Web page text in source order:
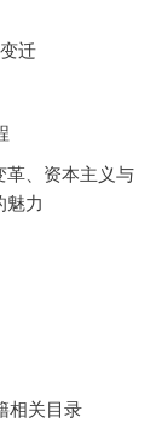
迁
革、资本主义与
力
相关目录